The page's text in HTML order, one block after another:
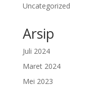
Uncategorized
Arsip
Juli 2024
Maret 2024
Mei 2023